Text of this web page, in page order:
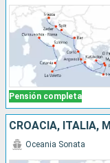
Pensión completa
Oceania Sonata